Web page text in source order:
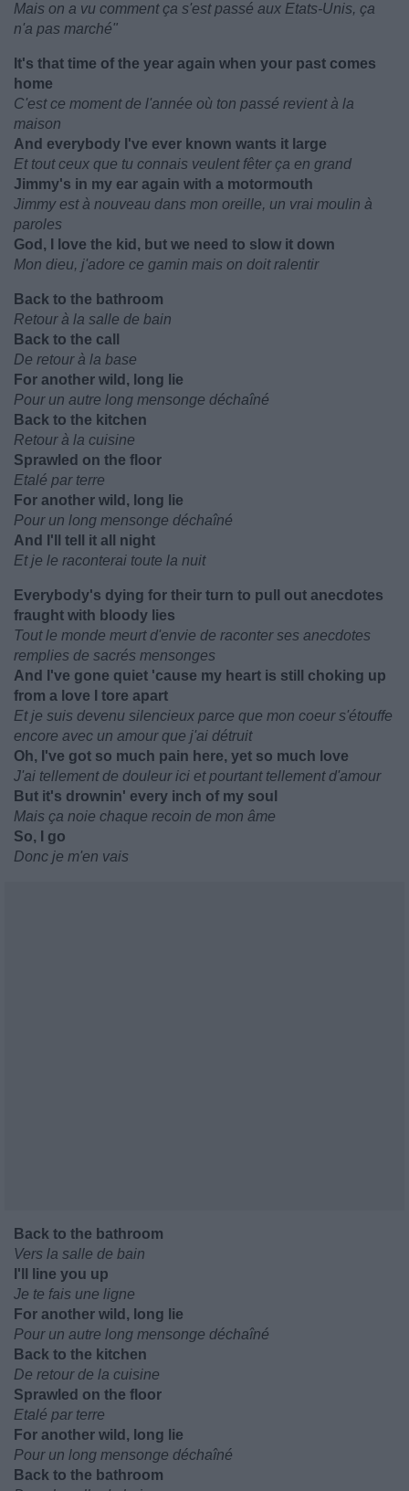
Mais on a vu comment ça s'est passé aux Etats-Unis, ça
n'a pas marché"
It's that time of the year again when your past comes
home
C'est ce moment de l'année où ton passé revient à la
maison
And everybody I've ever known wants it large
Et tout ceux que tu connais veulent fêter ça en grand
Jimmy's in my ear again with a motormouth
Jimmy est à nouveau dans mon oreille, un vrai moulin à
paroles
God, I love the kid, but we need to slow it down
Mon dieu, j'adore ce gamin mais on doit ralentir
Back to the bathroom
Retour à la salle de bain
Back to the call
De retour à la base
For another wild, long lie
Pour un autre long mensonge déchaîné
Back to the kitchen
Retour à la cuisine
Sprawlеd on the floor
Etalé par terre
For another wild, long lie
Pour un long mensonge déchaîné
And I'll tеll it all night
Et je le raconterai toute la nuit
Everybody's dying for their turn to pull out anecdotes
fraught with bloody lies
Tout le monde meurt d'envie de raconter ses anecdotes
remplies de sacrés mensonges
And I've gone quiet 'cause my heart is still choking up
from a love I tore apart
Et je suis devenu silencieux parce que mon coeur s'étouffe
encore avec un amour que j'ai détruit
Oh, I've got so much pain here, yet so much love
J'ai tellement de douleur ici et pourtant tellement d'amour
But it's drownin' every inch of my soul
Mais ça noie chaque recoin de mon âme
So, I go
Donc je m'en vais
Back to the bathroom
Vers la salle de bain
I'll line you up
Je te fais une ligne
For another wild, long lie
Pour un autre long mensonge déchaîné
Back to the kitchen
De retour de la cuisine
Sprawlеd on the floor
Etalé par terre
For another wild, long lie
Pour un long mensonge déchaîné
Back to the bathroom